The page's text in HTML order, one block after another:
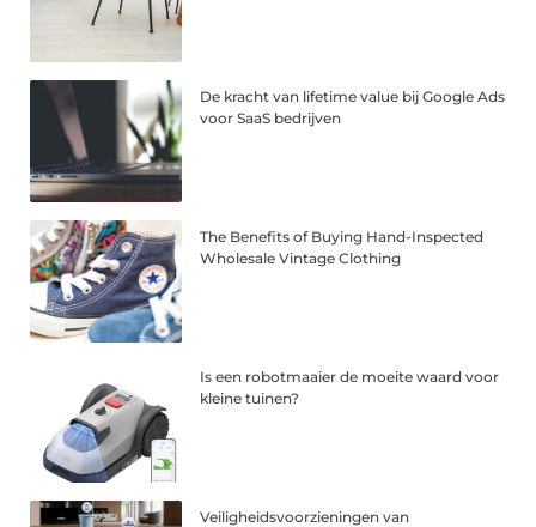
De kracht van lifetime value bij Google Ads
voor SaaS bedrijven
The Benefits of Buying Hand-Inspected
Wholesale Vintage Clothing
Is een robotmaaier de moeite waard voor
kleine tuinen?
Veiligheidsvoorzieningen van